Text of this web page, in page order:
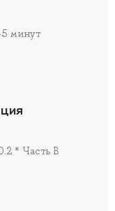
минут
* Часть В